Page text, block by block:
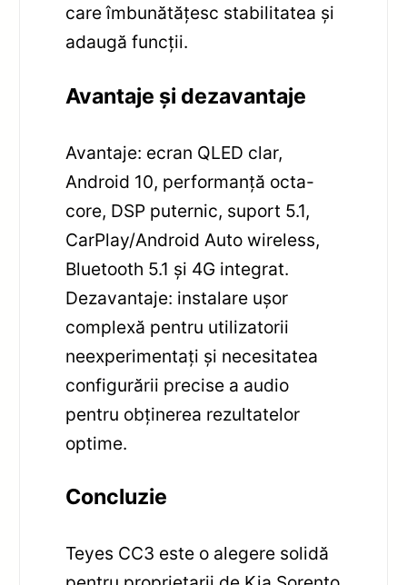
care îmbunătățesc stabilitatea și
adaugă funcții.
Avantaje și dezavantaje
Avantaje: ecran QLED clar,
Android 10, performanță octa-
core, DSP puternic, suport 5.1,
CarPlay/Android Auto wireless,
Bluetooth 5.1 și 4G integrat.
Dezavantaje: instalare ușor
complexă pentru utilizatorii
neexperimentați și necesitatea
configurării precise a audio
pentru obținerea rezultatelor
optime.
Concluzie
Teyes CC3 este o alegere solidă